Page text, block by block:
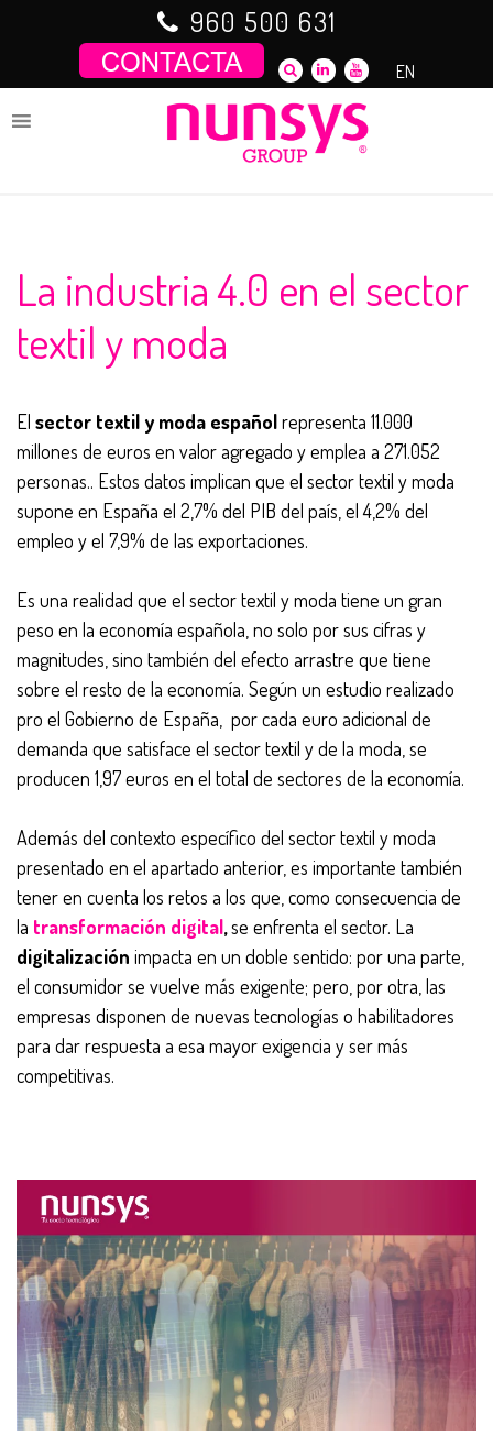
960 500 631
EN
La industria 4.0 en el sector
textil y moda
El sector textil y moda españolrepresenta 11.000
millones de euros en valor agregado y emplea a 271.052
personas.. Estos datos implican que el sector textil y moda
supone en España el 2,7% del PIB del país, el 4,2% del
empleo y el 7,9% de las exportaciones.
Es una realidad que el sector textil y moda tiene un gran
peso en la economía española, no solo por sus cifras y
magnitudes, sino también del efecto arrastre que tiene
sobre el resto de la economía. Según un estudio realizado
pro el Gobierno de España, por cada euro adicional de
demanda que satisface el sector textil y de la moda, se
producen 1,97 euros en el total de sectores de la economía.
Además del contexto específico del sector textil y moda
presentado en el apartado anterior, es importante también
tener en cuenta los retos a los que, como consecuencia de
la transformación digital,se enfrenta el sector. La
digitalización impacta en un doble sentido: por una parte,
el consumidor se vuelve más exigente; pero, por otra, las
empresas disponen de nuevas tecnologías o habilitadores
para dar respuesta a esa mayor exigencia y ser más
competitivas.